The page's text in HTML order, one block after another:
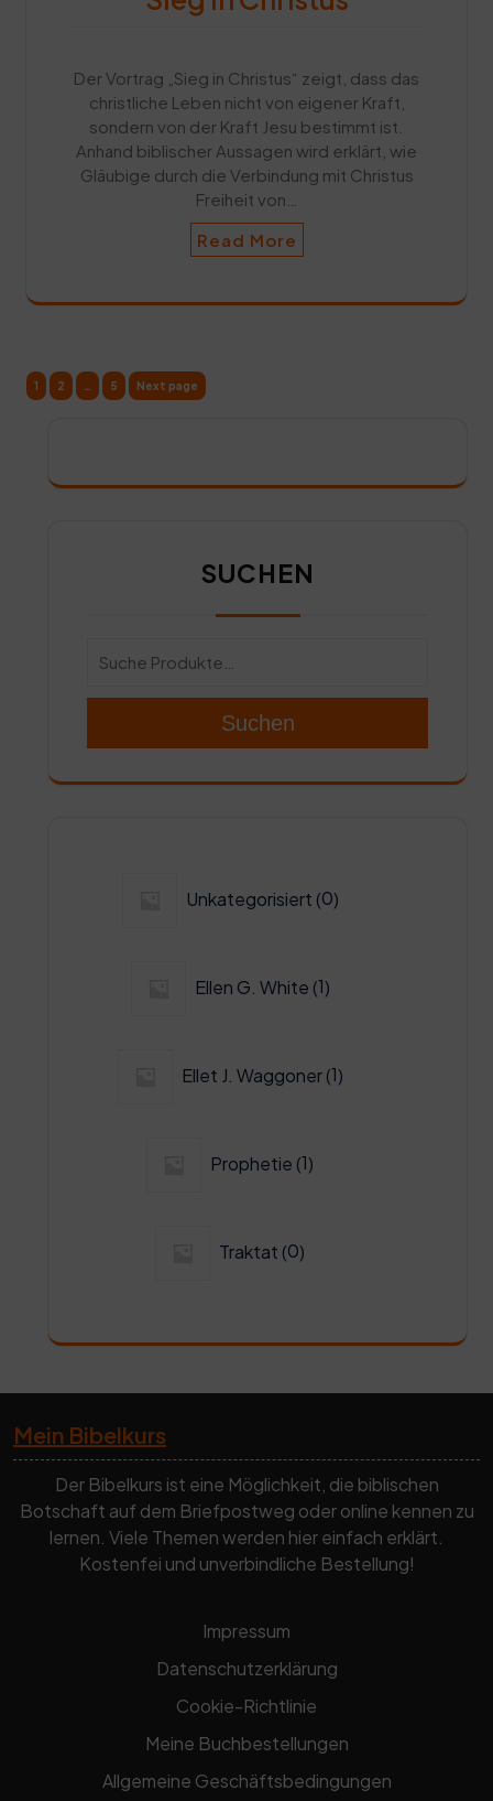
Der Vortrag „Sieg in Christus“ zeigt, dass das
christliche Leben nicht von eigener Kraft,
sondern von der Kraft Jesu bestimmt ist.
Anhand biblischer Aussagen wird erklärt, wie
Gläubige durch die Verbindung mit Christus
Freiheit von…
Read More
Seitennummerierung
Page
1 Page
2 … Page
5 Next page
SUCHEN
Suchen
Unkategorisiert 0Produkte
Ellen G. White 1Produkt
Ellet J. Waggoner 1Produkt
Prophetie 1Produkt
Traktat 0Produkte
Mein Bibelkurs
Der Bibelkurs ist eine Möglichkeit, die biblischen
Botschaft auf dem Briefpostweg oder online kennen zu
lernen. Viele Themen werden hier einfach erklärt.
Kostenfei und unverbindliche Bestellung!
Impressum
Datenschutzerklärung
Cookie-Richtlinie
Meine Buchbestellungen
Allgemeine Geschäftsbedingungen